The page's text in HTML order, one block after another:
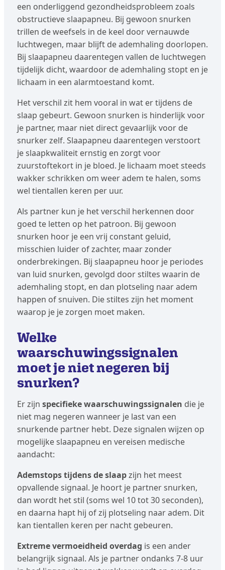
een onderliggend gezondheidsprobleem zoals
obstructieve slaapapneu. Bij gewoon snurken
trillen de weefsels in de keel door vernauwde
luchtwegen, maar blijft de ademhaling doorlopen.
Bij slaapapneu daarentegen vallen de luchtwegen
tijdelijk dicht, waardoor de ademhaling stopt en je
lichaam in een alarmtoestand komt.
Het verschil zit hem vooral in wat er tijdens de
slaap gebeurt. Gewoon snurken is hinderlijk voor
je partner, maar niet direct gevaarlijk voor de
snurker zelf. Slaapapneu daarentegen verstoort
je slaapkwaliteit ernstig en zorgt voor
zuurstoftekort in je bloed. Je lichaam moet steeds
wakker schrikken om weer adem te halen, soms
wel tientallen keren per uur.
Als partner kun je het verschil herkennen door
goed te letten op het patroon. Bij gewoon
snurken hoor je een vrij constant geluid,
misschien luider of zachter, maar zonder
onderbrekingen. Bij slaapapneu hoor je periodes
van luid snurken, gevolgd door stiltes waarin de
ademhaling stopt, en dan plotseling naar adem
happen of snuiven. Die stiltes zijn het moment
waarop je je zorgen moet maken.
Welke
waarschuwingssignalen
moet je niet negeren bij
snurken?
Er zijn specifieke waarschuwingssignalen die je
niet mag negeren wanneer je last van een
snurkende partner hebt. Deze signalen wijzen op
mogelijke slaapapneu en vereisen medische
aandacht:
Ademstops tijdens de slaapzijn het meest
opvallende signaal. Je hoort je partner snurken,
dan wordt het stil (soms wel 10 tot 30 seconden),
en daarna hapt hij of zij plotseling naar adem. Dit
kan tientallen keren per nacht gebeuren.
Extreme vermoeidheid overdag is een ander
belangrijk signaal. Als je partner ondanks 7-8 uur